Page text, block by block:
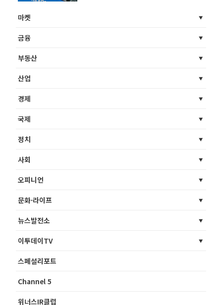
마켓
금융
부동산
산업
경제
국제
정치
사회
오피니언
문화·라이프
뉴스발전소
이투데이TV
스페셜리포트
Channel 5
위너스IR클럽